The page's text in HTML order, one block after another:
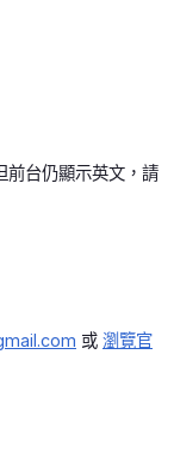
前台仍顯示英文，請
或 瀏覽官